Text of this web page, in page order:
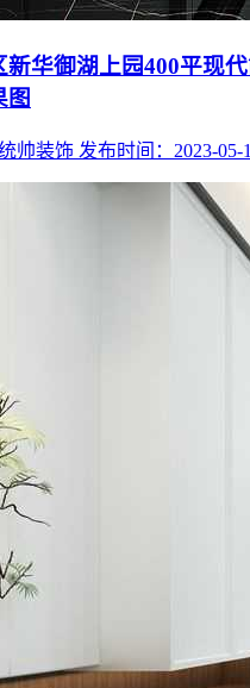
新华御湖上园400平现
图
帅装饰 发布时间：2023-05-